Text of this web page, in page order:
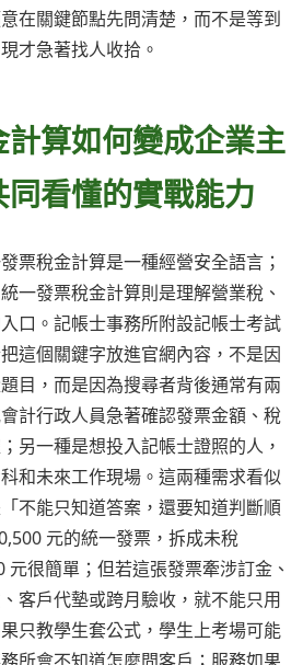
在關鍵節點先問清楚，而不是等到
才急著找人收拾。
算如何變成企業主
看懂的實戰能力
票稅金計算是一種經營安全語言；
一發票稅金計算則是理解營業稅、
口。記帳士事務所附設記帳士考試
這個關鍵字放進官網內容，不是因
目，而是因為搜尋者背後通常有兩
計行政人員急著確認發票金額、稅
另一種是想投入記帳士證照的人，
和未來工作現場。這兩種需求看似
不能只知道答案，還要知道判斷順
元的統一發票，拆成未稅
元很簡單；但若這張發票牽涉訂金、
客戶代墊或跨月驗收，就不能只用
只教學生套公式，學生上考場可能